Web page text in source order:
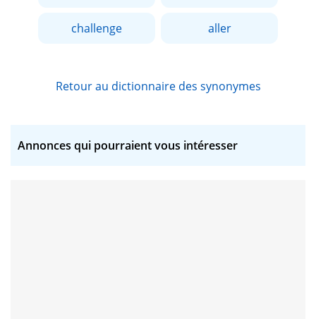
challenge aller
Retour au dictionnaire des synonymes
Annonces qui pourraient vous intéresser